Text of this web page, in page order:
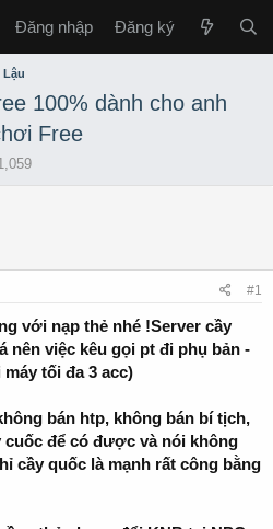
Đăng nhập Đăng ký
Lậu
100% dành cho anh
Free
#1
với nạp thẻ nhé !Server cầy
việc kêu gọi pt đi phụ bản -
tối đa 3 acc)
bán htp, không bán bí tịch,
để có được và nói không
cầy quốc là mạnh rất công bằng